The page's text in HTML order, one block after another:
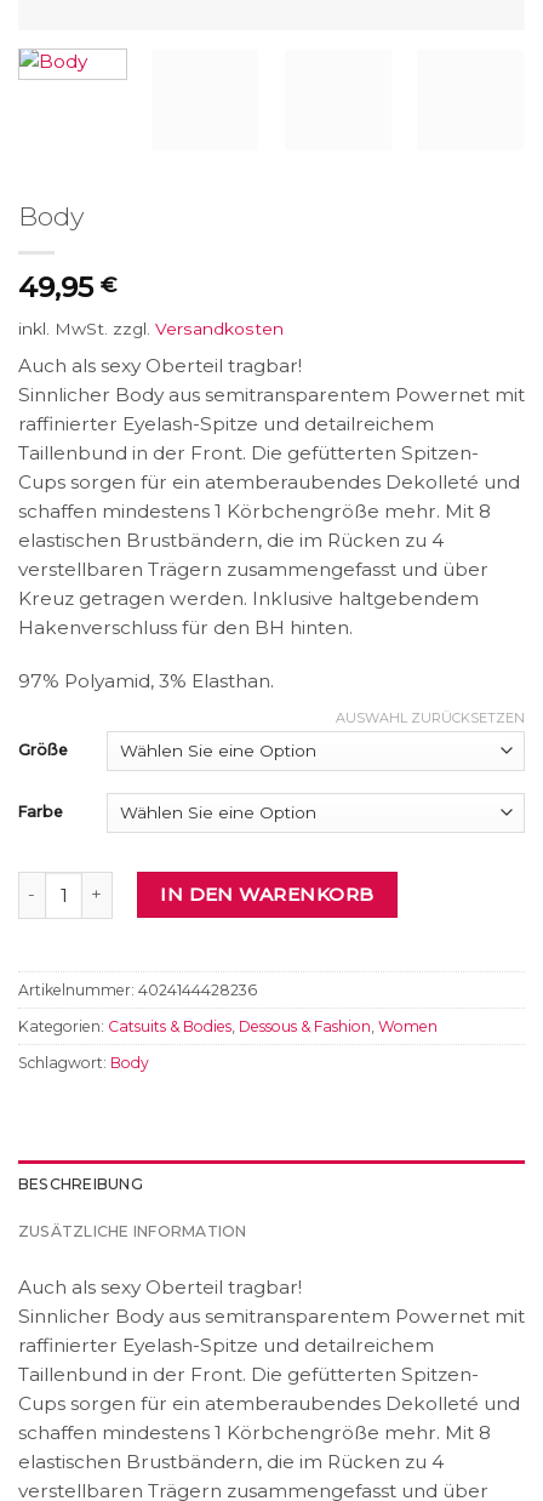
Body
49,95 €
inkl. MwSt. zzgl. Versandkosten
Auch als sexy Oberteil tragbar!
Sinnlicher Body aus semitransparentem Powernet mit
raffinierter Eyelash-Spitze und detailreichem
Taillenbund in der Front. Die gefütterten Spitzen-
Cups sorgen für ein atemberaubendes Dekolleté und
schaffen mindestens 1 Körbchengröße mehr. Mit 8
elastischen Brustbändern, die im Rücken zu 4
verstellbaren Trägern zusammengefasst und über
Kreuz getragen werden. Inklusive haltgebendem
Hakenverschluss für den BH hinten.
97% Polyamid, 3% Elasthan.
Größe
Farbe
AUSWAHL ZURÜCKSETZEN
Body Menge IN DEN WARENKORB
Artikelnummer: 4024144428236
Kategorien: Catsuits & Bodies Dessous & Fashion Women
Schlagwort: Body
BESCHREIBUNG
ZUSÄTZLICHE INFORMATION
Auch als sexy Oberteil tragbar!
Sinnlicher Body aus semitransparentem Powernet mit
raffinierter Eyelash-Spitze und detailreichem
Taillenbund in der Front. Die gefütterten Spitzen-
Cups sorgen für ein atemberaubendes Dekolleté und
schaffen mindestens 1 Körbchengröße mehr. Mit 8
elastischen Brustbändern, die im Rücken zu 4
verstellbaren Trägern zusammengefasst und über